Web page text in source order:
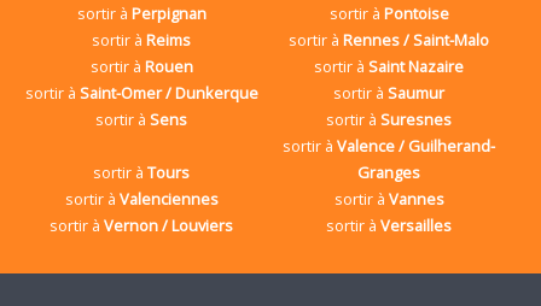
sortir à Perpignan sortir à Pontoise
sortir àReims sortir àRennes / Saint-Malo
sortir à Rouen sortir àSaint Nazaire
sortir à Saint-Omer / Dunkerque sortir àSaumur
sortir àSens sortir àSuresnes
sortir àTours
sortir àValence / Guilherand-
Granges
sortir à Valenciennes sortir à Vannes
sortir àVernon / Louviers sortir àVersailles